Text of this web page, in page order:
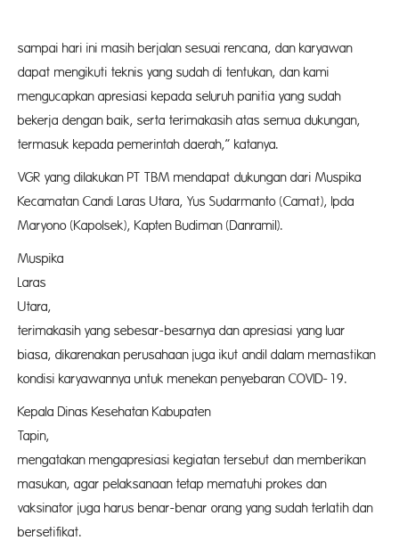
sampai hari ini masih berjalan sesuai rencana, dan karyawan
dapat mengikuti teknis yang sudah di tentukan, dan kami
mengucapkan apresiasi kepada seluruh panitia yang sudah
bekerja dengan baik, serta terimakasih atas semua dukungan,
termasuk kepada pemerintah daerah,” katanya.
VGR yang dilakukan PT TBM mendapat dukungan dari Muspika
Kecamatan Candi Laras Utara, Yus Sudarmanto (Camat), Ipda
Maryono (Kapolsek), Kapten Budiman (Danramil).
Muspika
Laras
Utara,
terimakasih yang sebesar-besarnya dan apresiasi yang luar
biasa, dikarenakan perusahaan juga ikut andil dalam memastikan
kondisi karyawannya untuk menekan penyebaran COVID-19.
Kepala Dinas Kesehatan Kabupaten
Tapin,
mengatakan mengapresiasi kegiatan tersebut dan memberikan
masukan, agar pelaksanaan tetap mematuhi prokes dan
vaksinator juga harus benar-benar orang yang sudah terlatih dan
bersetifikat.